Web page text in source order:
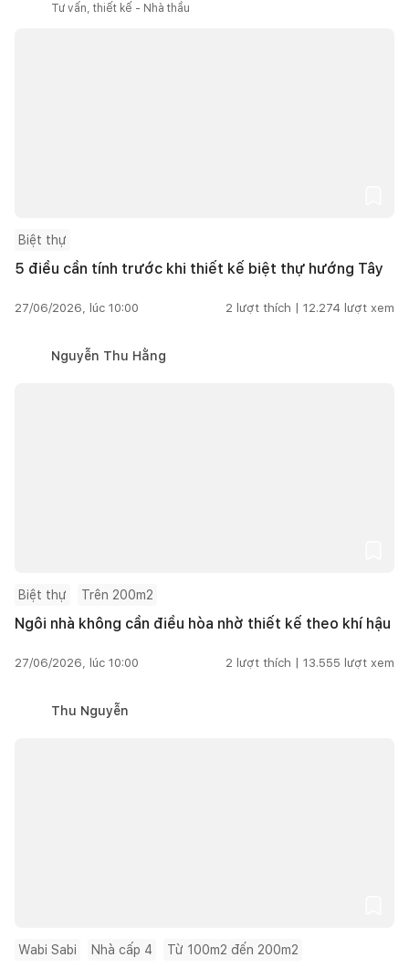
Tư vấn, thiết kế - Nhà thầu
Biệt thự
5 điều cần tính trước khi thiết kế biệt thự hướng Tây
27/06/2026, lúc 10:00 2 lượt thích | 12.274 lượt xem
Nguyễn Thu Hằng
Biệt thự Trên 200m2
Ngôi nhà không cần điều hòa nhờ thiết kế theo khí hậu
27/06/2026, lúc 10:00 2 lượt thích | 13.555 lượt xem
Thu Nguyễn
Wabi Sabi Nhà cấp 4 Từ 100m2 đến 200m2